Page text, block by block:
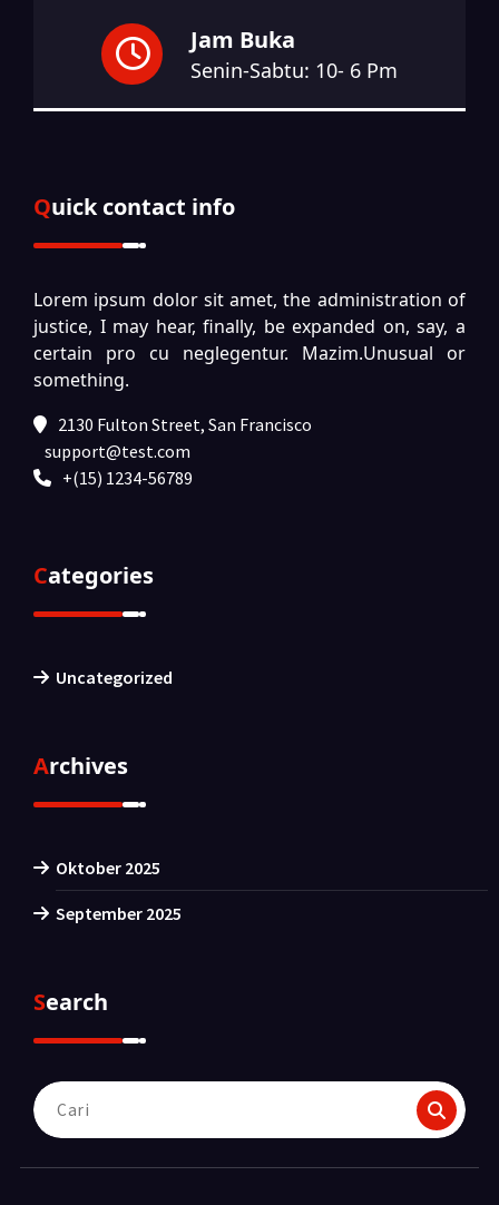
Jam Buka
Senin-Sabtu: 10- 6 Pm
Quick contact info
Lorem ipsum dolor sit amet, the administration of
justice, I may hear, finally, be expanded on, say, a
certain pro cu neglegentur. Mazim.Unusual or
something.
2130 Fulton Street, San Francisco
support@test.com
+(15) 1234-56789
Categories
Uncategorized
Archives
Oktober 2025
September 2025
Search
Pencarian
untuk: